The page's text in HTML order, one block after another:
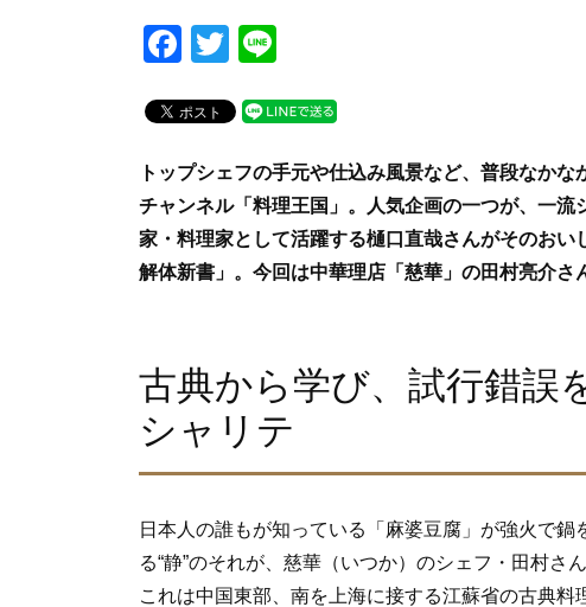
F
c
e
b
o
o
T
tt
er
e
トップシェフの手元や仕込み風景など、普段なか
チャンネル「料理王国」。人気企画の一つが、一
家・料理家として活躍する樋口直哉さんがそのお
解体新書」。今回は中華理店「慈華」の田村亮介さ
古典から学び、試行錯誤
シャリテ
日本人の誰もが知っている「麻婆豆腐」が強火で
る“静”のそれが、慈華（いつか）のシェフ・田村さ
これは中国東部、南を上海に接する江蘇省の古典